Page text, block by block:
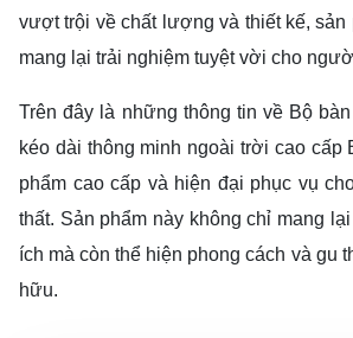
vượt trội về chất lượng và thiết kế, sản
mang lại trải nghiệm tuyệt vời cho
Trên đây là những thông tin về Bộ
kéo dài thông minh ngoài trời cao cấp
phẩm cao cấp và hiện đại phục vụ
thất. Sản phẩm này không chỉ mang
ích mà còn thể hiện phong cách và gu
hữu.